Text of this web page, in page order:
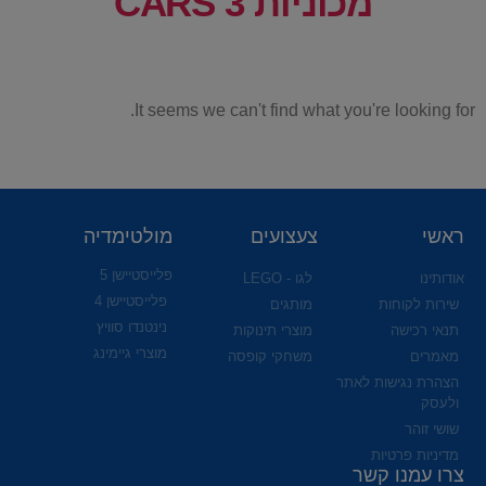
It seems we can't find what you're looking for.
ראשי
אודותינו
שירות לקוחות
תנאי רכישה
מאמרים
הצהרת נגישות לאתר
ולעסק
שושי זוהר
מדיניות פרטיות
צעצועים
לגו - LEGO
מותגים
מוצרי תינוקות
משחקי קופסה
מולטימדיה
פלייסטיישן 5
פלייסטיישן 4
נינטנדו סוויץ
מוצרי גיימינג
צרו עמנו קשר